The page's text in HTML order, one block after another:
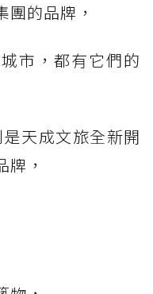
的品牌，
市，都有它們的
是天成文旅全新開
，